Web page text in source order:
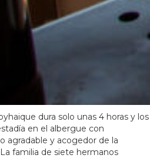
dura solo unas 4 horas y los
en el albergue con
agradable y acogedor de la
familia de siete hermanos